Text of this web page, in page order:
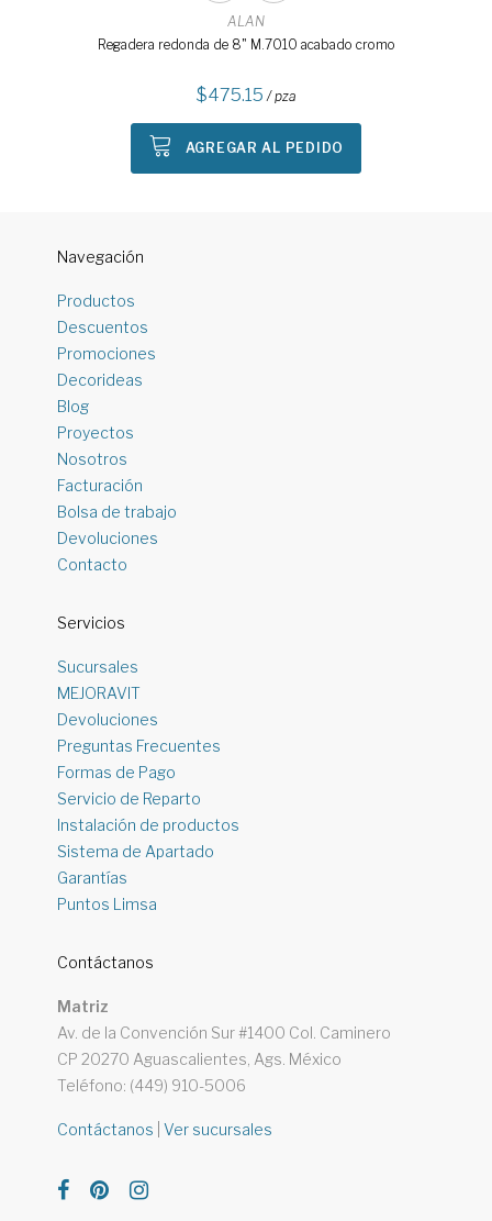
ALAN
Regadera redonda de 8" M.7010 acabado cromo
475.15 / pza
AGREGAR AL PEDIDO
Navegación
Productos
Descuentos
Promociones
Decorideas
Blog
Proyectos
Nosotros
Facturación
Bolsa de trabajo
Devoluciones
Contacto
Servicios
Sucursales
MEJORAVIT
Devoluciones
Preguntas Frecuentes
Formas de Pago
Servicio de Reparto
Instalación de productos
Sistema de Apartado
Garantías
Puntos Limsa
Contáctanos
Matriz
Av. de la Convención Sur #1400 Col. Caminero
CP 20270 Aguascalientes, Ags. México
Teléfono: (449) 910-5006
Contáctanos |Ver sucursales